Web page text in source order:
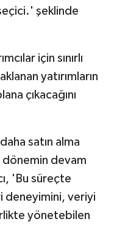
şeklinde
için sınırlı
yatırımların
çıkacağını
satın alma
devam
'Bu süreçte
deneyimini, veriyi
yönetebilen